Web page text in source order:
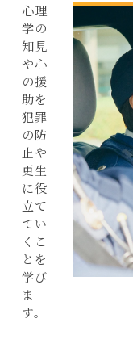
心理
学の
知見
や心
の援
助を
犯罪
の防
止や
更生
に役
立て
てい
くこ
とを
学び
ま
す。